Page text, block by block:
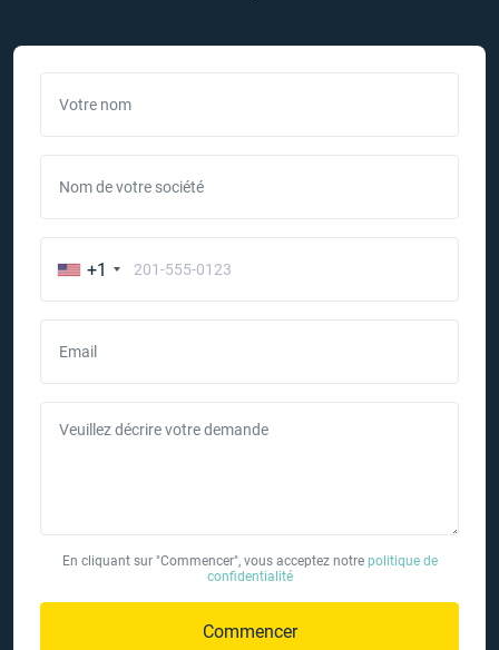
Votre nom
Nom de votre société
+1
Email
Veuillez décrire votre demande
En cliquant sur "Commencer", vous acceptez notre politique de
confidentialité
Commencer